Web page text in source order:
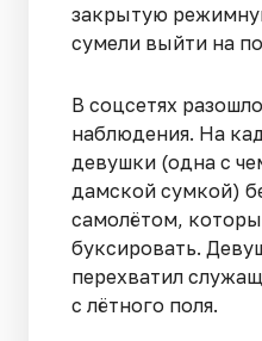
закрытую
сумели выйти на
В соцсетях
наблюдения. На
девушки (одна с
дамской сумкой)
самолётом,
буксировать.
перехватил
с лётного поля.